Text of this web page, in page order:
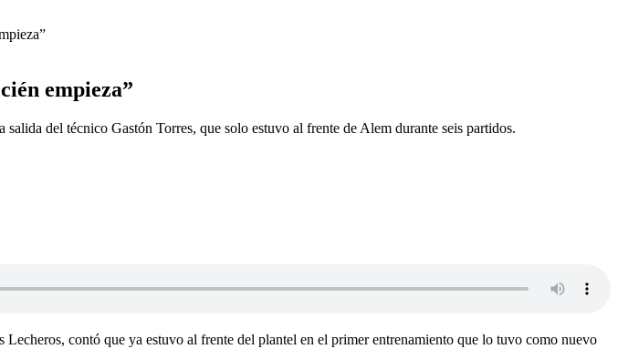
empieza”
del técnico Gastón Torres, que solo estuvo al frente de Alem durante seis partidos.
contó que ya estuvo al frente del plantel en el primer entrenamiento que lo tuvo como nuevo